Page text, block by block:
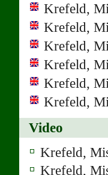
Krefeld,
Krefeld,
Krefeld,
Krefeld,
Krefeld,
Krefeld,
Video
Krefeld,
Krefeld,